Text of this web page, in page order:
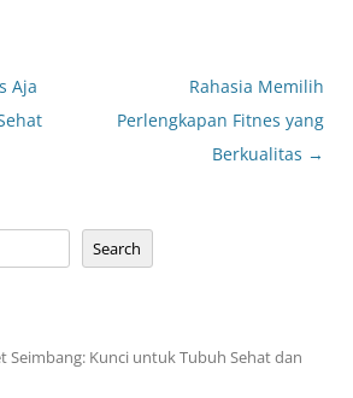
Aja
Rahasia Memilih
Perlengkapan Fitnes yang
Berkualitas →
Search
Seimbang: Kunci untuk Tubuh Sehat dan